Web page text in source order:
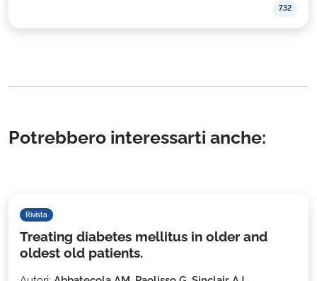
7.32
Potrebbero interessarti anche:
Rivista
Treating diabetes mellitus in older and
oldest old patients.